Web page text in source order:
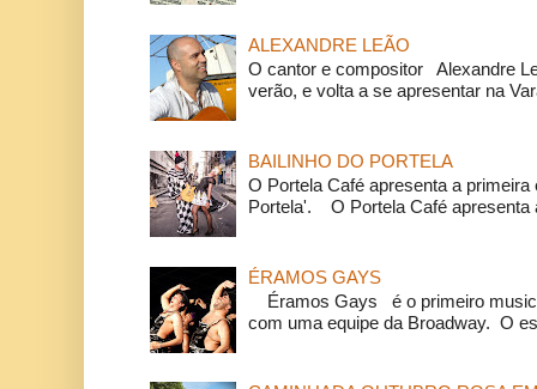
ALEXANDRE LEÃO
O cantor e compositor Alexandre
verão, e volta a se apresentar na
BAILINHO DO PORTELA
O Portela Café apresenta a
Portela'. O Portela Café apresenta
ÉRAMOS GAYS
Éramos Gays é o primeiro
com uma equipe da Broadway. O